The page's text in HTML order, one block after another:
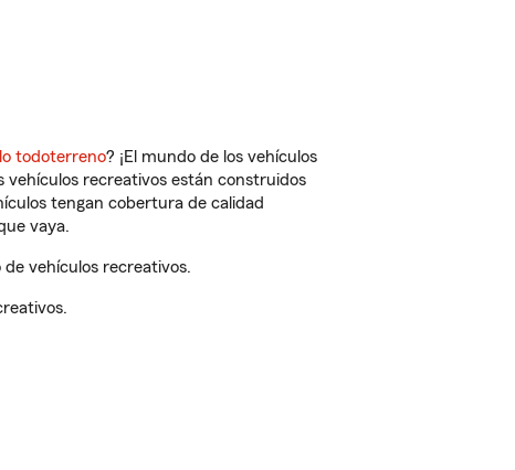
todoterreno? ¡El mundo de los vehículos
vehículos recreativos están construidos
tengan cobertura de calidad
vaya.
vehículos recreativos.